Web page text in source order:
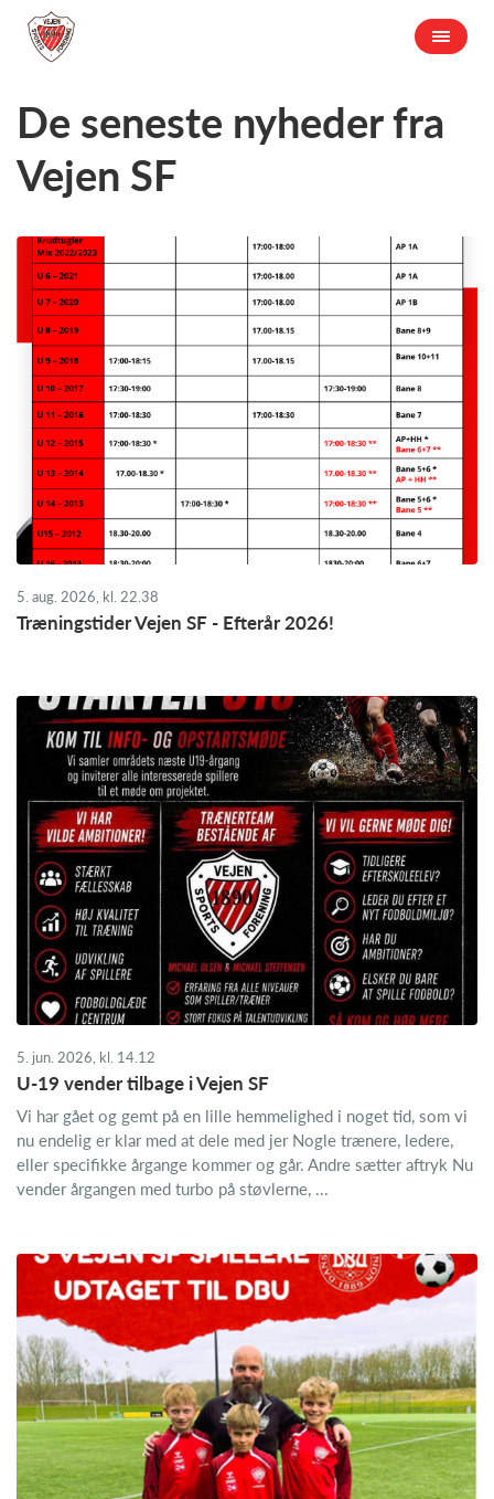
De seneste nyheder fra
Vejen SF
5. aug. 2026, kl. 22.38
Træningstider Vejen SF - Efterår 2026!
5. jun. 2026, kl. 14.12
U-19 vender tilbage i Vejen SF
Vi har gået og gemt på en lille hemmelighed i noget tid, som vi
nu endelig er klar med at dele med jer Nogle trænere, ledere,
eller specifikke årgange kommer og går. Andre sætter aftryk Nu
vender årgangen med turbo på støvlerne, ...